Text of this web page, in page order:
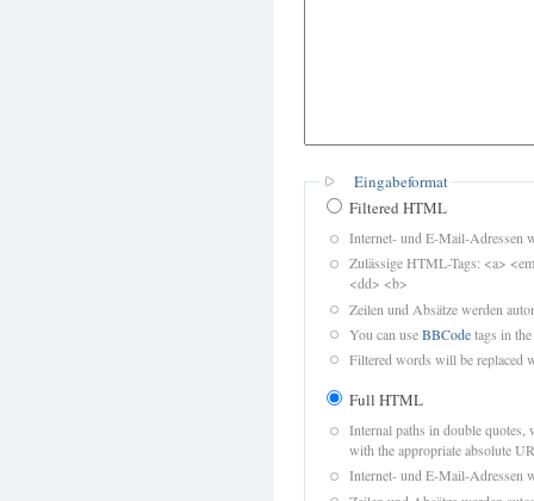
Eingabeformat
Filtered HTML
Internet- und E-Mail-Adressen
Zulässige HTML-Tags: <a>
<dd> <b>
Zeilen und Absätze werden
You can useBBCodetags in
Filtered words will be replaced
Full HTML
Internal paths in double quotes,
with the appropriate absolute
Internet- und E-Mail-Adressen